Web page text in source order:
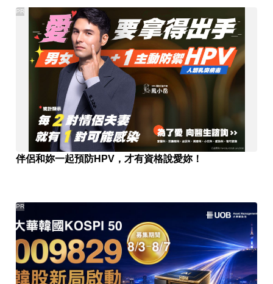
伴侶和妳一起預防HPV，才有資格說愛妳！
PR
PR